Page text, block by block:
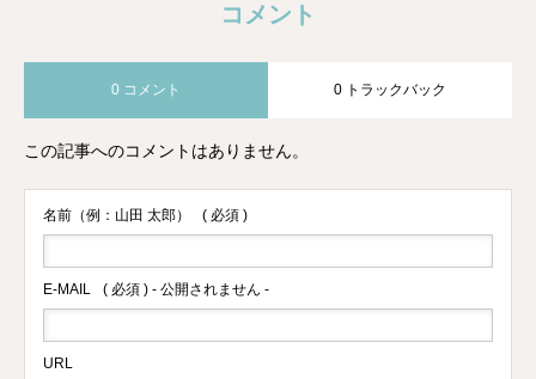
コメント
0 コメント 0 トラックバック
この記事へのコメントはありません。
名前（例：山田 太郎） ( 必須 )
E-MAIL ( 必須 ) - 公開されません -
URL